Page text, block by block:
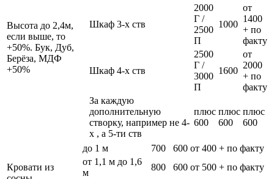
Высота до 2,4м,
если выше, то
+50%. Бук, Дуб,
Берёза, МДФ
+50%
Шкаф 3-х ств
2000
Г /
2500
П
1000
от
1400
+ по
факту
Шкаф 4-х ств
2500
Г /
3000
П
1600
от
2000
+ по
факту
За каждую
дополнительную
створку, например не 4-
х , а 5-ти ств
плюс
600
плюс
600
плюс
600
Кровати из
до 1 м 700 600 от 400 + по факту
от 1,1 м до 1,6
м
800 600 от 500 + по факту